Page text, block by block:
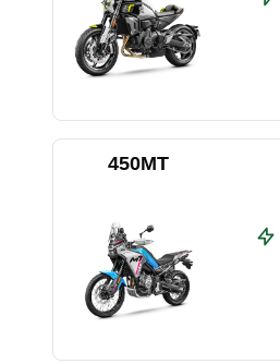
450MT